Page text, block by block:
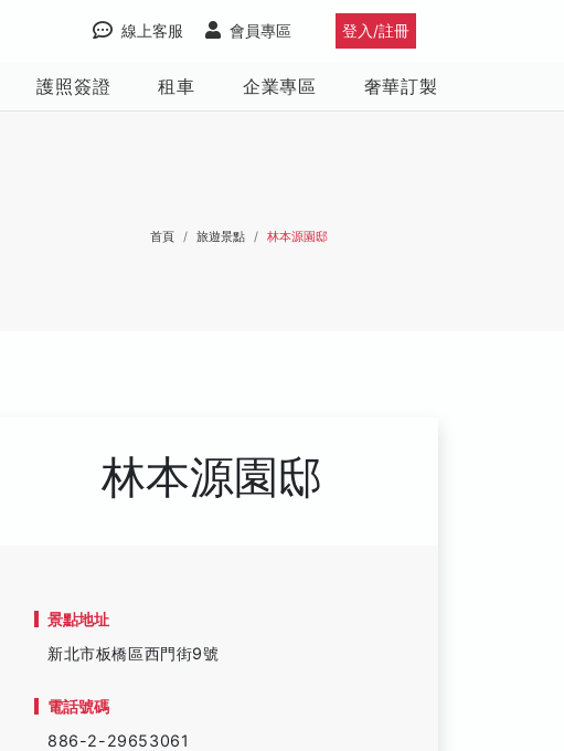
登入/註冊
會員專區
線上客服
護照簽證 租車 企業專區 奢華訂製
首頁 旅遊景點 林本源園邸
林本源園邸
景點地址
新北市板橋區西門街9號
電話號碼
886-2-29653061